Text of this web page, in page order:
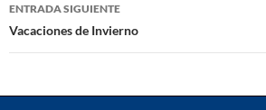
ENTRADA SIGUIENTE
Vacaciones de Invierno